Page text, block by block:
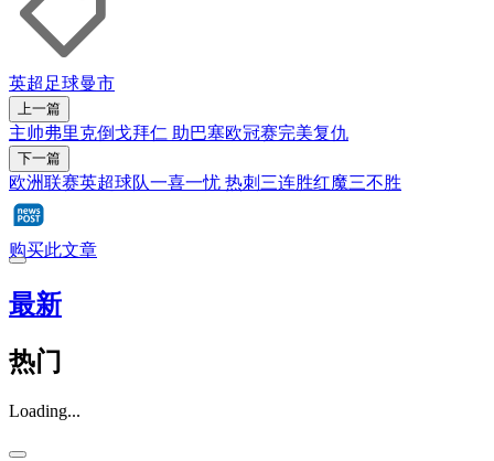
英超 足球曼市
上一篇
主帅弗里克倒戈拜仁 助巴塞欧冠赛完美复仇
下一篇
欧洲联赛英超球队一喜一忧 热刺三连胜红魔三不胜
购买此文章
最新
热门
Loading...